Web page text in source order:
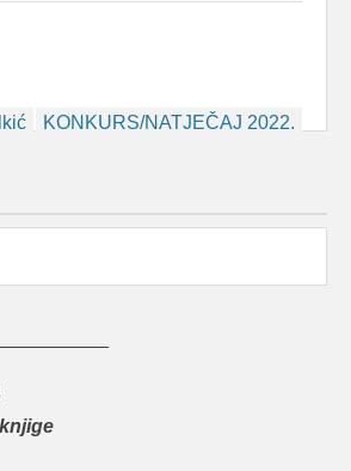
KONKURS/NATJEČAJ 2022.